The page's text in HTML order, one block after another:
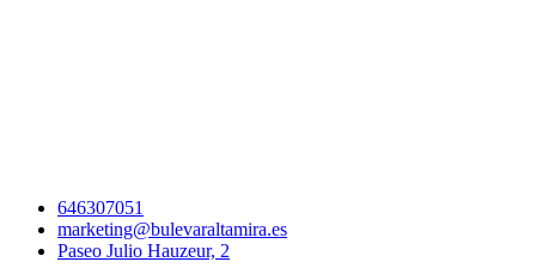
646307051
marketing@bulevaraltamira.es
Paseo Julio Hauzeur, 2